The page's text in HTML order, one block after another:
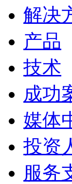
解决
产品
技术
成功
媒体
投资
服务